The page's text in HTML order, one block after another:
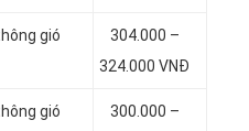
gió
304.000 –
324.000 VNĐ
gió
300.000 –